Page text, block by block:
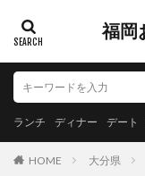
福岡
ランチ ディナー デート
HOME 大分県